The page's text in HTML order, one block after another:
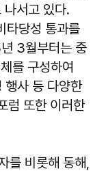
나서고 있다.
당성 통과를
3월부터는 중
를 구성하여
행사 등 다양한
럼 또한 이러한
를 비롯해 동해,